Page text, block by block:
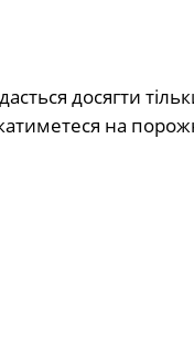
досягти
на